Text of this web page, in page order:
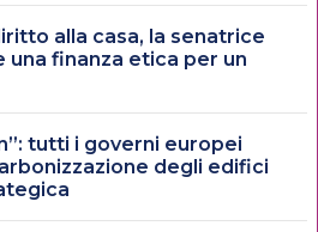
alla casa, la senatrice
una finanza etica per un
tutti i governi europei
degli edifici